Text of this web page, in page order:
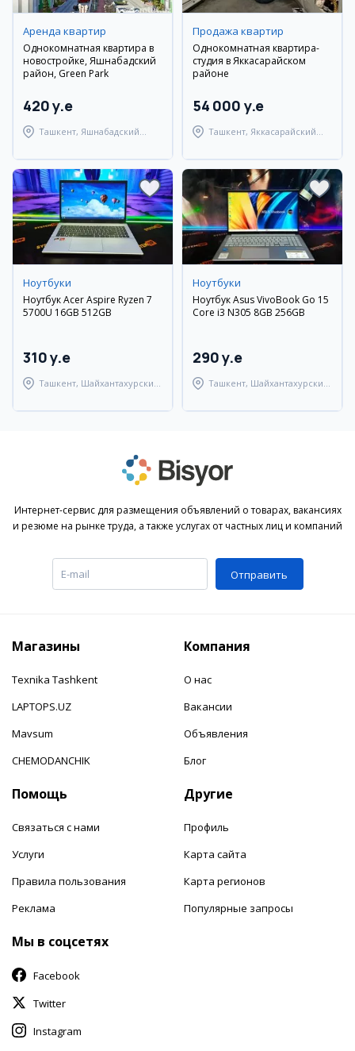
Аренда квартир
Однокомнатная квартира в
новостройке, Яшнабадский
район, Green Park
420 y.e
Ташкент, Яшнабадский
Продажа квартир
Однокомнатная квартира-
студия в Яккасарайском
районе
54 000 y.e
Ташкент, Яккасарайский
Ноутбуки
Ноутбук Acer Aspire Ryzen 7
5700U 16GB 512GB
310 y.e
Ташкент, Шайхантахурский
Ноутбуки
Ноутбук Asus VivoBook Go 15
Core i3 N305 8GB 256GB
290 y.e
Ташкент, Шайхантахурский
Интернет-сервис для размещения объявлений о товарах, вакансиях
и резюме на рынке труда, а также услугах от частных лиц и компаний
Отправить
Магазины
Texnika Tashkent
LAPTOPS.UZ
Mavsum
CHEMODANCHIK
Компания
О нас
Вакансии
Объявления
Блог
Помощь
Связаться с нами
Услуги
Правила пользования
Реклама
Другие
Профиль
Карта сайта
Карта регионов
Популярные запросы
Мы в соцсетях
Facebook
Twitter
Instagram